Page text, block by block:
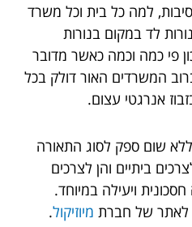
למה כל בית וכל משרד
לד במקום בנורות
פי כמה וכמה כאשר מדובר
המשרדים האור דולק בכל
אנרגטי עצום.
שום ספק לסוג התאורה
ביתיים והן לצרכים
ויעילה במיוחד.
לאתר של חברת מיוזיקול.